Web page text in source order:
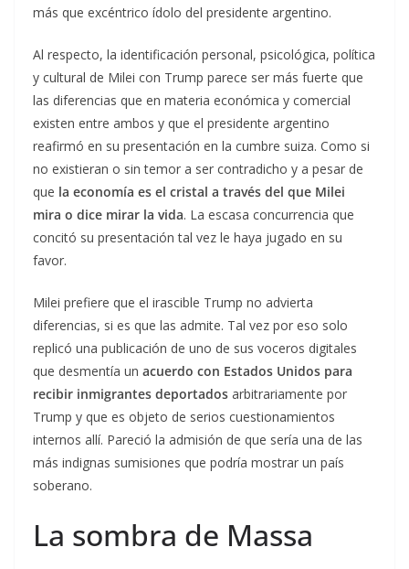
más que excéntrico ídolo del presidente argentino.
Al respecto, la identificación personal, psicológica, política
y cultural de Milei con Trump parece ser más fuerte que
las diferencias que en materia económica y comercial
existen entre ambos y que el presidente argentino
reafirmó en su presentación en la cumbre suiza. Como si
no existieran o sin temor a ser contradicho y a pesar de
que la economía es el cristal a través del que Milei
mira o dice mirar la vida. La escasa concurrencia que
concitó su presentación tal vez le haya jugado en su
favor.
Milei prefiere que el irascible Trump no advierta
diferencias, si es que las admite. Tal vez por eso solo
replicó una publicación de uno de sus voceros digitales
que desmentía un acuerdo con Estados Unidos para
recibir inmigrantes deportados arbitrariamente por
Trump y que es objeto de serios cuestionamientos
internos allí. Pareció la admisión de que sería una de las
más indignas sumisiones que podría mostrar un país
soberano.
La sombra de Massa